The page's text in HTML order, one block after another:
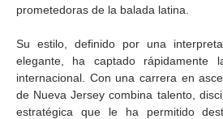
prometedoras de la balada latina.
Su estilo, definido por una
elegante, ha captado rápidamente
internacional. Con una carrera en
de Nueva Jersey combina talento,
estratégica que le ha permitido